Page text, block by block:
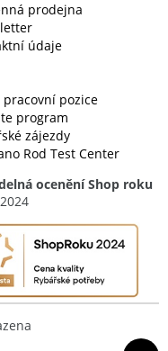
prodejna
údaje
pracovní pozice
program
zájezdy
Rod Test Center
ocenění Shop roku